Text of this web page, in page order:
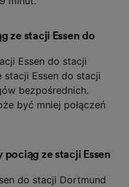
ze stacji Essen do
Essen do stacji
Essen do stacji
bezpośrednich.
być mniej połączeń
ze stacji Essen
do stacji Dortmund